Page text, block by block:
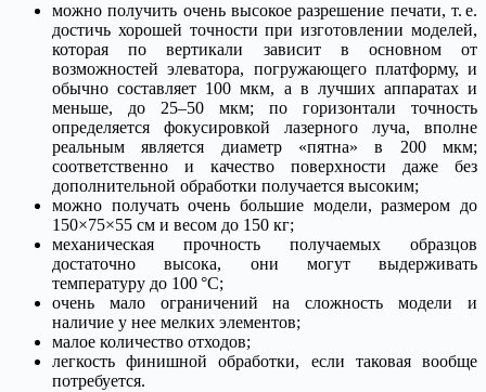
можно получить очень высокое разрешение печати, т. е.
достичь хорошей точности при изготовлении моделей,
которая по вертикали зависит в основном от
возможностей элеватора, погружающего платформу, и
обычно составляет 100 мкм, а в лучших аппаратах и
меньше, до 25–50 мкм; по горизонтали точность
определяется фокусировкой лазерного луча, вполне
реальным является диаметр «пятна» в 200 мкм;
соответственно и качество поверхности даже без
дополнительной обработки получается высоким;
можно получать очень большие модели, размером до
150×75×55 см и весом до 150 кг;
механическая прочность получаемых образцов
достаточно высока, они могут выдерживать
температуру до 100 °С;
очень мало ограничений на сложность модели и
наличие у нее мелких элементов;
малое количество отходов;
легкость финишной обработки, если таковая вообще
потребуется.